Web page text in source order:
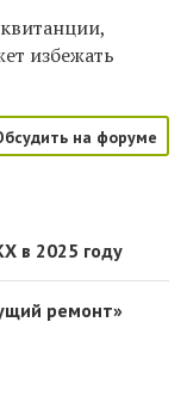
избежать
на форуме
в 2025 году
ремонт»